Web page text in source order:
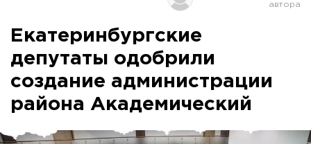
Екатеринбургские
депутаты одобрили
создание администрации
района Академический